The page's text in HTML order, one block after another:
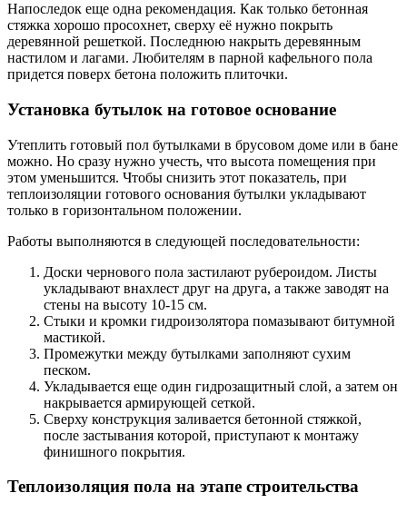
Напоследок еще одна рекомендация. Как только бетонная
стяжка хорошо просохнет, сверху её нужно покрыть
деревянной решеткой. Последнюю накрыть деревянным
настилом и лагами. Любителям в парной кафельного пола
придется поверх бетона положить плиточки.
Установка бутылок на готовое основание
Утеплить готовый пол бутылками в брусовом доме или в бане
можно. Но сразу нужно учесть, что высота помещения при
этом уменьшится. Чтобы снизить этот показатель, при
теплоизоляции готового основания бутылки укладывают
только в горизонтальном положении.
Работы выполняются в следующей последовательности:
Доски чернового пола застилают рубероидом. Листы
укладывают внахлест друг на друга, а также заводят на
стены на высоту 10-15 см.
Стыки и кромки гидроизолятора помазывают битумной
мастикой.
Промежутки между бутылками заполняют сухим
песком.
Укладывается еще один гидрозащитный слой, а затем он
накрывается армирующей сеткой.
Сверху конструкция заливается бетонной стяжкой,
после застывания которой, приступают к монтажу
финишного покрытия.
Теплоизоляция пола на этапе строительства